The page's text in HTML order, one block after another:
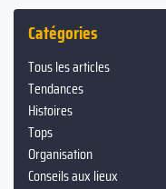
Catégories
Tous les articles
Tendances
Histoires
Tops
Organisation
Conseils aux lieux